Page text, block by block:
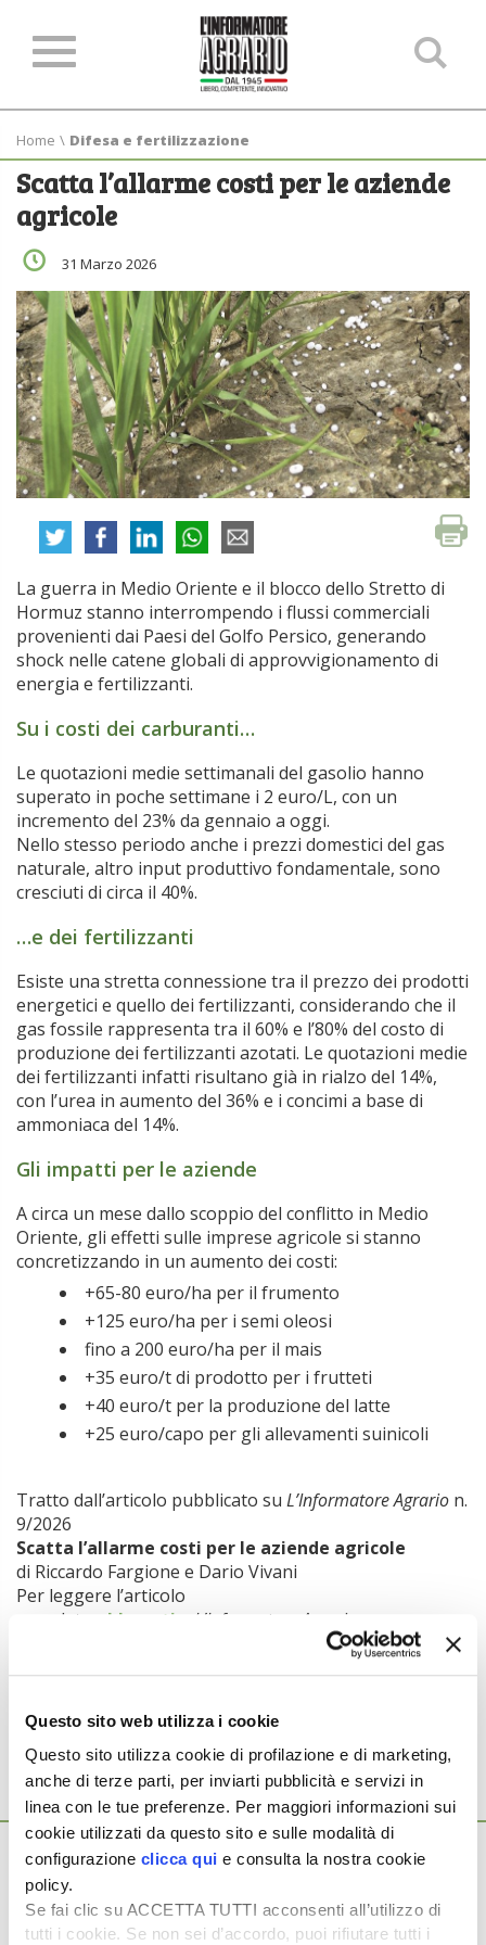
Questo sito web utilizza i cookie
Questo sito utilizza cookie di profilazione e di marketing,
anche di terze parti, per inviarti pubblicità e servizi in
linea con le tue preferenze. Per maggiori informazioni sui
cookie utilizzati da questo sito e sulle modalità di
configurazione clicca qui e consulta la nostra cookie
policy.
Se fai clic su ACCETTA TUTTI acconsenti all’utilizzo di
tutti i cookie. Se non sei d’accordo, puoi rifiutare tutti i
Home \ Difesa e fertilizzazione
Scatta l’allarme costi per le aziende
agricole
31 Marzo 2026
La guerra in Medio Oriente e il blocco dello Stretto di
Hormuz stanno interrompendo i flussi commerciali
provenienti dai Paesi del Golfo Persico, generando
shock nelle catene globali di approvvigionamento di
energia e fertilizzanti.
Su i costi dei carburanti…
Le quotazioni medie settimanali del gasolio hanno
superato in poche settimane i 2 euro/L, con un
incremento del 23% da gennaio a oggi.
Nello stesso periodo anche i prezzi domestici del gas
naturale, altro input produttivo fondamentale, sono
cresciuti di circa il 40%.
…e dei fertilizzanti
Esiste una stretta connessione tra il prezzo dei prodotti
energetici e quello dei fertilizzanti, considerando che il
gas fossile rappresenta tra il 60% e l’80% del costo di
produzione dei fertilizzanti azotati. Le quotazioni medie
dei fertilizzanti infatti risultano già in rialzo del 14%,
con l’urea in aumento del 36% e i concimi a base di
ammoniaca del 14%.
Gli impatti per le aziende
A circa un mese dallo scoppio del conflitto in Medio
Oriente, gli effetti sulle imprese agricole si stanno
concretizzando in un aumento dei costi:
+65-80 euro/ha per il frumento
+125 euro/ha per i semi oleosi
fino a 200 euro/ha per il mais
+35 euro/t di prodotto per i frutteti
+40 euro/t per la produzione del latte
+25 euro/capo per gli allevamenti suinicoli
Tratto dall’articolo pubblicato su L’Informatore Agrario n.
9/2026
Scatta l’allarme costi per le aziende agricole
di Riccardo Fargione e Dario Vivani
Per leggere l’articolo
completo
abbonati L’Informatore Agrario
Argomenti:
Ti potrebbero interessare anche...
12 Giugno 2026
Più efficienza e sostenibilità nei cereali con
le mappe di stabilità delle rese
Le produzioni cerealicole della Pianura Padana sono